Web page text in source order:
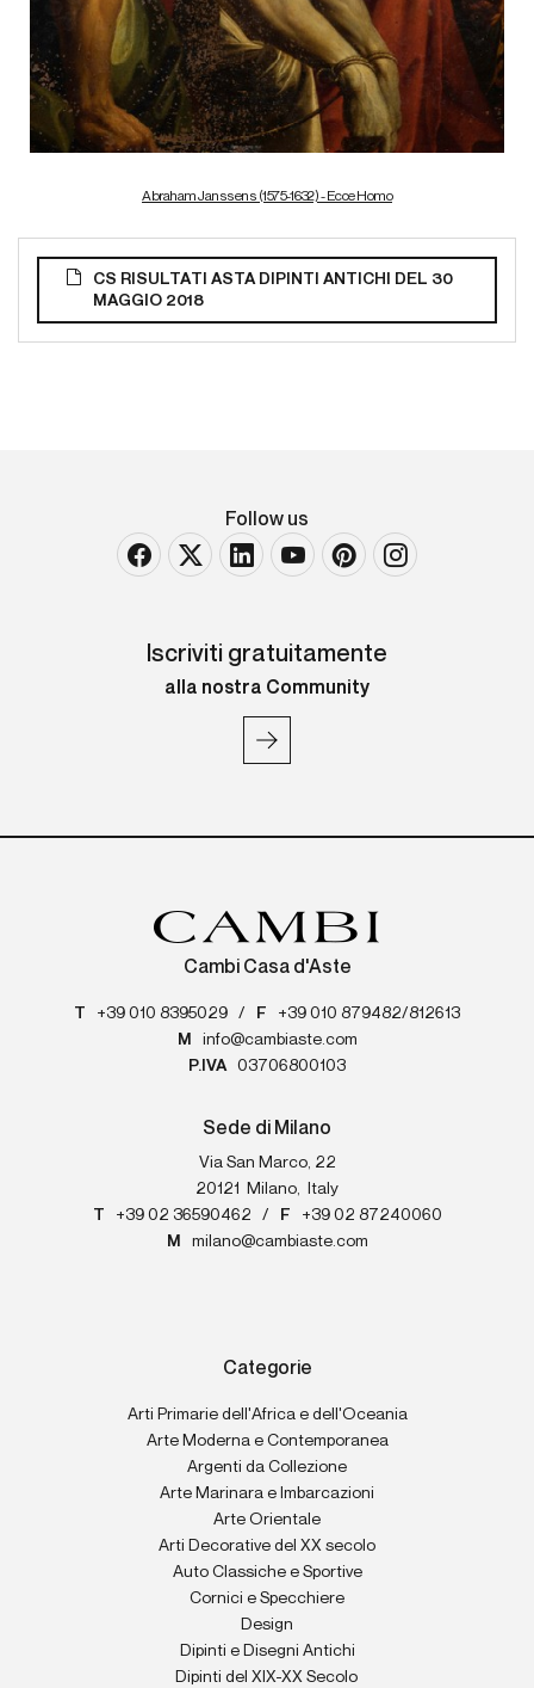
Abraham Janssens (1575-1632) - Ecce Homo
CS RISULTATI ASTA DIPINTI ANTICHI DEL 30
MAGGIO 2018
Follow us
Iscriviti gratuitamente
alla nostra Community
Cambi Casa d'Aste
T +39 010 8395029 / F
+39 010 879482/812613
M
info@cambiaste.com
P.IVA
03706800103
Sede di Milano
Via San Marco, 22
20121
Milano,
Italy
T
+39 02 36590462 / F
+39 02 87240060
M
milano@cambiaste.com
Categorie
Arti Primarie dell'Africa e dell'Oceania
Arte Moderna e Contemporanea
Argenti da Collezione
Arte Marinara e Imbarcazioni
Arte Orientale
Arti Decorative del XX secolo
Auto Classiche e Sportive
Cornici e Specchiere
Design
Dipinti e Disegni Antichi
Dipinti del XIX-XX Secolo